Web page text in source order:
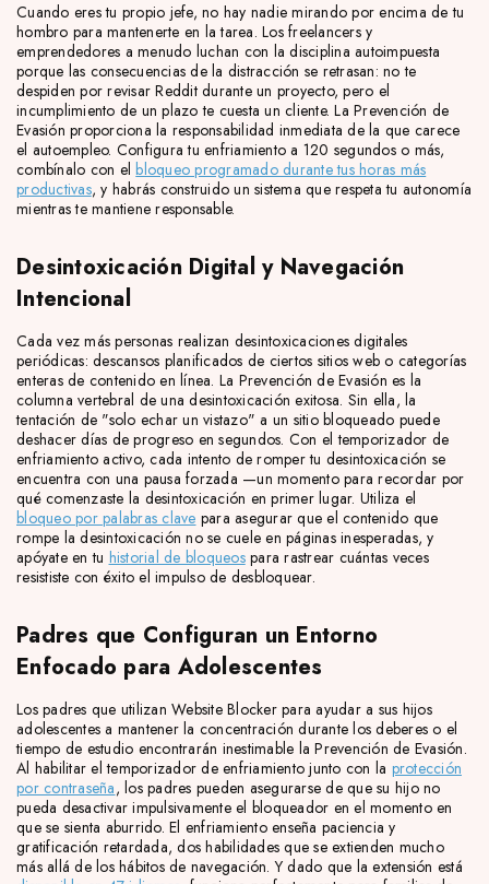
Cuando eres tu propio jefe, no hay nadie mirando por encima de tu
hombro para mantenerte en la tarea. Los freelancers y
emprendedores a menudo luchan con la disciplina autoimpuesta
porque las consecuencias de la distracción se retrasan: no te
despiden por revisar Reddit durante un proyecto, pero el
incumplimiento de un plazo te cuesta un cliente. La Prevención de
Evasión proporciona la responsabilidad inmediata de la que carece
el autoempleo. Configura tu enfriamiento a 120 segundos o más,
combínalo con elbloqueo programado durante tus horas más
productivas, y habrás construido un sistema que respeta tu autonomía
mientras te mantiene responsable.
Desintoxicación Digital y Navegación
Intencional
Cada vez más personas realizan desintoxicaciones digitales
periódicas: descansos planificados de ciertos sitios web o categorías
enteras de contenido en línea. La Prevención de Evasión es la
columna vertebral de una desintoxicación exitosa. Sin ella, la
tentación de "solo echar un vistazo" a un sitio bloqueado puede
deshacer días de progreso en segundos. Con el temporizador de
enfriamiento activo, cada intento de romper tu desintoxicación se
encuentra con una pausa forzada —un momento para recordar por
qué comenzaste la desintoxicación en primer lugar. Utiliza el
bloqueo por palabras clave para asegurar que el contenido que
rompe la desintoxicación no se cuele en páginas inesperadas, y
apóyate en tu historial de bloqueospara rastrear cuántas veces
resististe con éxito el impulso de desbloquear.
Padres que Configuran un Entorno
Enfocado para Adolescentes
Los padres que utilizan Website Blocker para ayudar a sus hijos
adolescentes a mantener la concentración durante los deberes o el
tiempo de estudio encontrarán inestimable la Prevención de Evasión.
Al habilitar el temporizador de enfriamiento junto con la protección
por contraseña, los padres pueden asegurarse de que su hijo no
pueda desactivar impulsivamente el bloqueador en el momento en
que se sienta aburrido. El enfriamiento enseña paciencia y
gratificación retardada, dos habilidades que se extienden mucho
más allá de los hábitos de navegación. Y dado que la extensión está